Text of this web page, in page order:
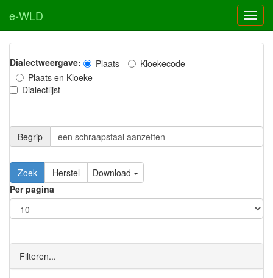
e-WLD
Dialectweergave: Plaats
Kloekecode
Plaats en Kloeke
Dialectlijst
Begrip
Zoek Herstel
Download
Per pagina
Filteren...